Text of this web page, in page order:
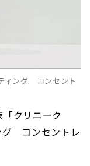
ィング コンセント
「クリニーク
グ コンセントレ